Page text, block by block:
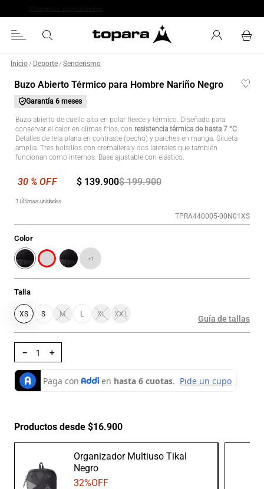
Inicio / Deporte / Senderismo
Buzo Abierto Térmico para Hombre Nariño Negro
Garantía 6 meses
Buzo abierto de cuello alto en polar fleece y térmico. Diseñado para
conservar el calor en climas fríos, con resistencia térmica de hasta 7 °C.
Detalles de tela plana en contraste (pecho) y parches en manga. Silueta
amplia. Tres bolsillos con cremallera y dos laterales que también
funcionan como internos. Base ajustable con elástico.
$ 199.900
$ 139.900
1 Últimas unidades
TPRA440005-00N01XS
Talla
XS S M L XL XXL
Color
+1
Guía de tallas
＋
－
Productos desde $16.900
Organizador Multiuso Tikal
Negro
32%OFF